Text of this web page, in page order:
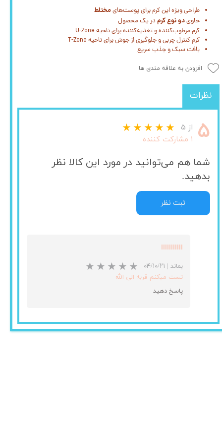
طراحی ویژه این کرم برای پوست‌هایمختلط
حاویدو نوع کرم در یک محصول
کرم مرطوب‌کننده و تغذیه‌کننده برای ناحیه U-Zone
کرم کنترل چربی و جلوگیری از جوش برای ناحیه T-Zone
بافت سبک و جذب سریع
افزودن به علاقه مندی ها
نظرات
۵ از ۵
۱ مشارکت کننده
شما هم می‌توانید در مورد این کالا نظر
بدهید.
ثبت نظر
ااااااااااا
بماند ۰۴/۱۰/۲۱
تست میکنم قربه الی الله
پاسخ دهید